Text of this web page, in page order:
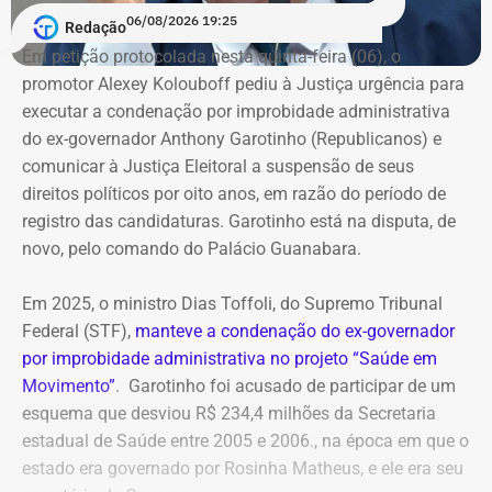
Redação06/08/2026 19:25
Em petição protocolada nesta quinta-feira (06), o
promotor Alexey Kolouboff pediu à Justiça urgência para
executar a condenação por improbidade administrativa
do ex-governador Anthony Garotinho (Republicanos) e
comunicar à Justiça Eleitoral a suspensão de seus
direitos políticos por oito anos, em razão do período de
registro das candidaturas. Garotinho está na disputa, de
novo, pelo comando do Palácio Guanabara.
Em 2025, o ministro Dias Toffoli, do Supremo Tribunal
Federal (STF), manteve a condenação do ex-governador
por improbidade administrativa no projeto “Saúde em
Movimento”. Garotinho foi acusado de participar de um
esquema que desviou R$ 234,4 milhões da Secretaria
estadual de Saúde entre 2005 e 2006., na época em que o
estado era governado por Rosinha Matheus, e ele era seu